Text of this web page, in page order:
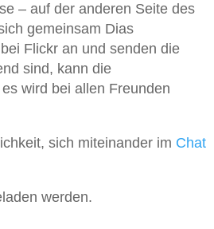
– auf der anderen Seite des
gemeinsam Dias
Flickr an und senden die
sind, kann die
wird bei allen Freunden
sich miteinander im Chat
werden.